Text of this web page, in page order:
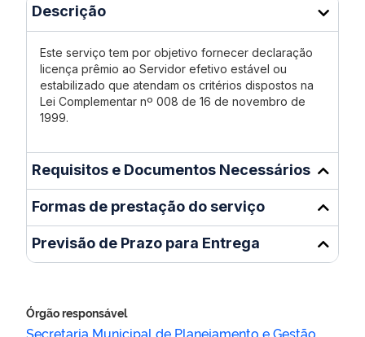
Descrição
Este serviço tem por objetivo fornecer declaração
licença prêmio ao Servidor efetivo estável ou
estabilizado que atendam os critérios dispostos na
Lei Complementar nº 008 de 16 de novembro de
1999.
Requisitos e Documentos Necessários
Formas de prestação do serviço
Previsão de Prazo para Entrega
Órgão responsável
Secretaria Municipal de Planejamento e Gestão